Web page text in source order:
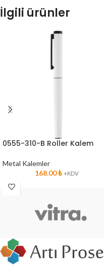
İlgili ürünler
0555-310-B Roller Kalem
Metal Kalemler
168.00₺ +KDV